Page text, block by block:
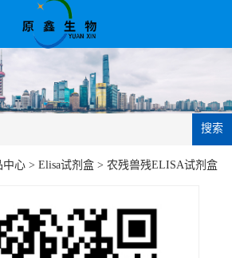
搜索
中心 > Elisa试剂盒 > 农残兽残ELISA试剂盒